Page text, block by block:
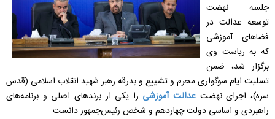
جلسه نهضت
توسعه عدالت در
فضاهای آموزشی
که به ریاست وی
برگزار شد، ضمن
تسلیت ایام سوگواری محرم و تشییع و بدرقه رهبر شهید انقلاب اسلامی (قدس
سره)، اجرای نهضت عدالت آموزشی را یکی از برندهای اصلی و برنامه‌های
راهبردی و اساسی دولت چهاردهم و شخص رئیس‌جمهور دانست.